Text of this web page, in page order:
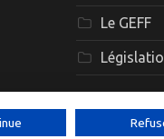
Le GEFF